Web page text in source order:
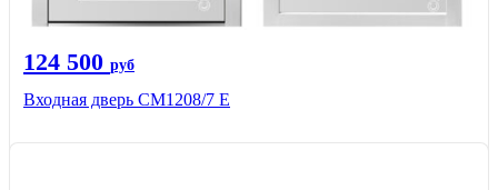
124 500 руб
Входная дверь СМ1208/7 E